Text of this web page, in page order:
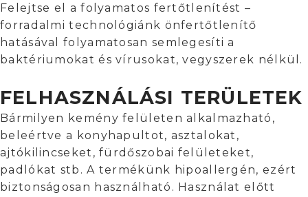
Felejtse el a folyamatos fertőtlenítést –
forradalmi technológiánk önfertőtlenítő
hatásával folyamatosan semlegesíti a
baktériumokat és vírusokat, vegyszerek nélkül.
FELHASZNÁLÁSI TERÜLETEK
Bármilyen kemény felületen alkalmazható,
beleértve a konyhapultot, asztalokat,
ajtókilincseket, fürdőszobai felületeket,
padlókat stb. A termékünk hipoallergén, ezért
biztonságosan használható. Használat előtt